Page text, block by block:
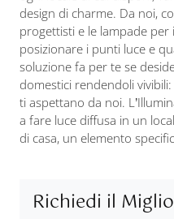
design di charme. Da noi,
progettisti e le lampade
posizionare i punti luce e
soluzione fa per te se
domestici rendendoli
ti aspettano da noi.
a fare luce diffusa in un
di casa, un elemento
Richiedi il